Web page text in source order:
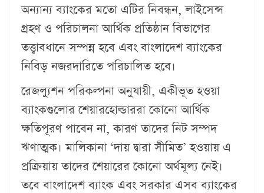
অন্যান্য ব্যাংকের মতো এটির নিবন্ধন, লাইসেন্স
গ্রহণ ও পরিচালনা আর্থিক প্রতিষ্ঠান বিভাগের
তত্ত্বাবধানে সম্পন্ন হবে এবং বাংলাদেশ ব্যাংকের
নিবিড় নজরদারিতে পরিচালিত হবে।
রেজল্যুশন পরিকল্পনা অনুযায়ী, একীভূত হওয়া
ব্যাংকগুলোর শেয়ারহোল্ডাররা কোনো আর্থিক
ক্ষতিপূরণ পাবেন না, কারণ তাদের নিট সম্পদ
ঋণাত্মক। মালিকানা ‘দায় দ্বারা সীমিত’ হওয়ায় এ
প্রক্রিয়ায় তাদের শেয়ারের কোনো অর্থমূল্য নেই।
তবে বাংলাদেশ ব্যাংক এবং সরকার এসব ব্যাংকের